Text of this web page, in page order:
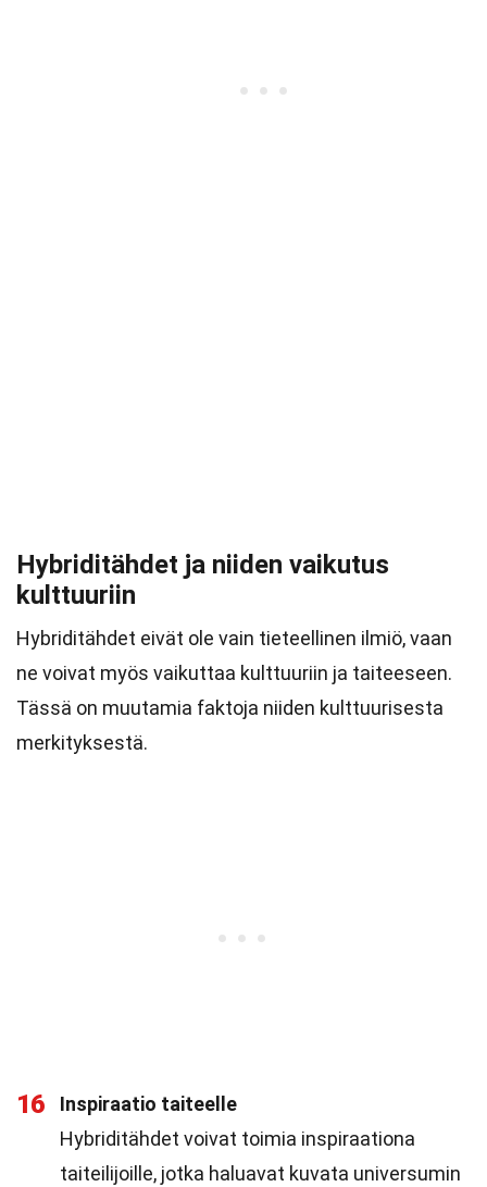
Hybriditähdet ja niiden vaikutus
kulttuuriin
Hybriditähdet eivät ole vain tieteellinen ilmiö, vaan
ne voivat myös vaikuttaa kulttuuriin ja taiteeseen.
Tässä on muutamia faktoja niiden kulttuurisesta
merkityksestä.
16
Inspiraatio taiteelle
Hybriditähdet voivat toimia inspiraationa
taiteilijoille, jotka haluavat kuvata universumin